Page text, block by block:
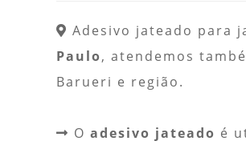
Adesivo jateado para
Paulo, atendemos
Barueri e região.
O adesivo jateado é